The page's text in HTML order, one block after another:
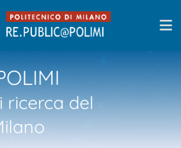
ricerca del